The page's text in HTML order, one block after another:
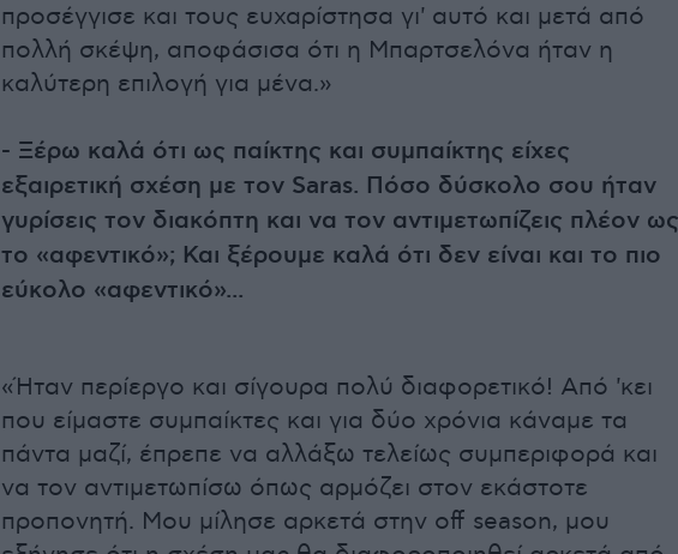
προσέγγισε και τους ευχαρίστησα γι' αυτό και μετά από
πολλή σκέψη, αποφάσισα ότι η Μπαρτσελόνα ήταν η
καλύτερη επιλογή για μένα.»
- Ξέρω καλά ότι ως παίκτης και συμπαίκτης είχες
εξαιρετική σχέση με τον Saras. Πόσο δύσκολο σου ήταν
γυρίσεις τον διακόπτη και να τον αντιμετωπίζεις πλέον ως
το «αφεντικό»; Και ξέρουμε καλά ότι δεν είναι και το πιο
εύκολο «αφεντικό»...
«Ήταν περίεργο και σίγουρα πολύ διαφορετικό! Από 'κει
που είμαστε συμπαίκτες και για δύο χρόνια κάναμε τα
πάντα μαζί, έπρεπε να αλλάξω τελείως συμπεριφορά και
να τον αντιμετωπίσω όπως αρμόζει στον εκάστοτε
προπονητή. Μου μίλησε αρκετά στην off season, μου